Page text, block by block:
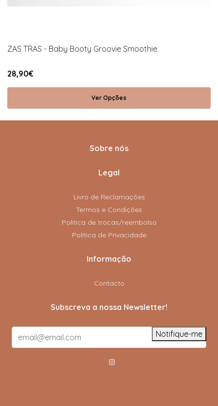
ZAS TRAS - Baby Booty Groovie Smoothie
28,90€
Ver Opções
Sobre nós
Legal
Livro de Reclamações
Termos e Condições
Politica de trocas/reembolso
Política de Privacidade
Informação
Contacto
Subscreva a nossa Newsletter!
Notifique-me